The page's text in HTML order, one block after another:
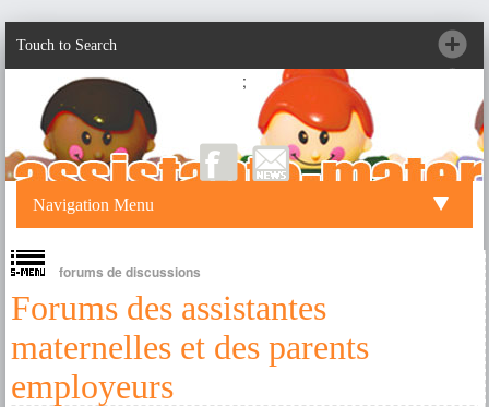
Touch to Search
;
Navigation Menu
forums de discussions
Forums des assistantes
maternelles et des parents
employeurs